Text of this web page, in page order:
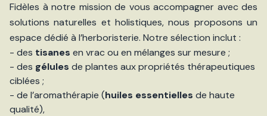
Fidèles à notre mission de vous accompagner avec des
solutions naturelles et holistiques, nous proposons un
espace dédié à l’herboristerie. Notre sélection inclut :
- des tisanes en vrac ou en mélanges sur mesure ;
- des gélules de plantes aux propriétés thérapeutiques
ciblées ;
- de l’aromathérapie (huiles essentielles de haute
qualité),